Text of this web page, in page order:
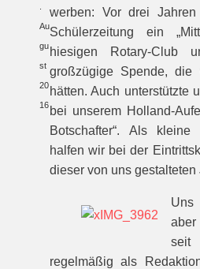
Au
gu
st
20
16
werben: Vor drei
Schülerzeitung ein
hiesigen Rotary-Club
großzügige Spende,
hätten. Auch unterstützte
bei unserem Holland-
Botschafter“. Als
halfen wir bei der
dieser von uns gestalteten
seit
regelmäßig als